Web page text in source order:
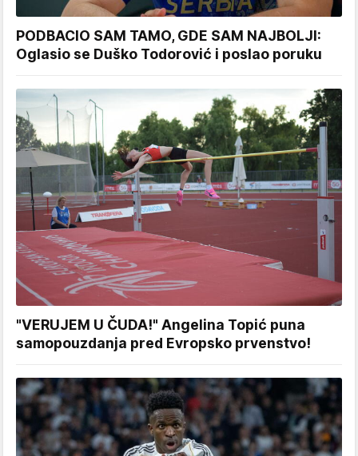
PODBACIO SAM TAMO, GDE SAM NAJBOLJI:
Oglasio se Duško Todorović i poslao poruku
"VERUJEM U ČUDA!" Angelina Topić puna
samopouzdanja pred Evropsko prvenstvo!